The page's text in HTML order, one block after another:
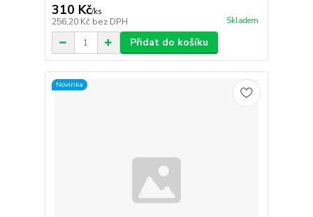
310 Kč/ks
256,20 Kč bez DPH Skladem
Přidat do košíku
Novinka